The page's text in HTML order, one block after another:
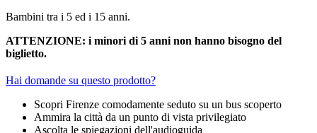
Bambini tra i 5 ed i 15 anni.
ATTENZIONE: i minori di 5 anni non hanno bisogno del
biglietto.
Hai domande su questo prodotto?
Scopri Firenze comodamente seduto su un bus scoperto
Ammira la città da un punto di vista privilegiato
Ascolta le spiegazioni dell'audioguida